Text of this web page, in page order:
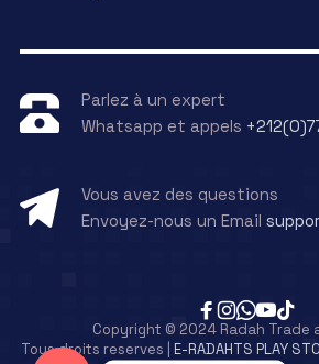
Parlez à un expert
Whatsapp et appels
Vous avez des questions
Envoyez-nous un Email
Copyright © 2024 Radah Trade
Tous droits reserves | E-RADAHTS PLAY